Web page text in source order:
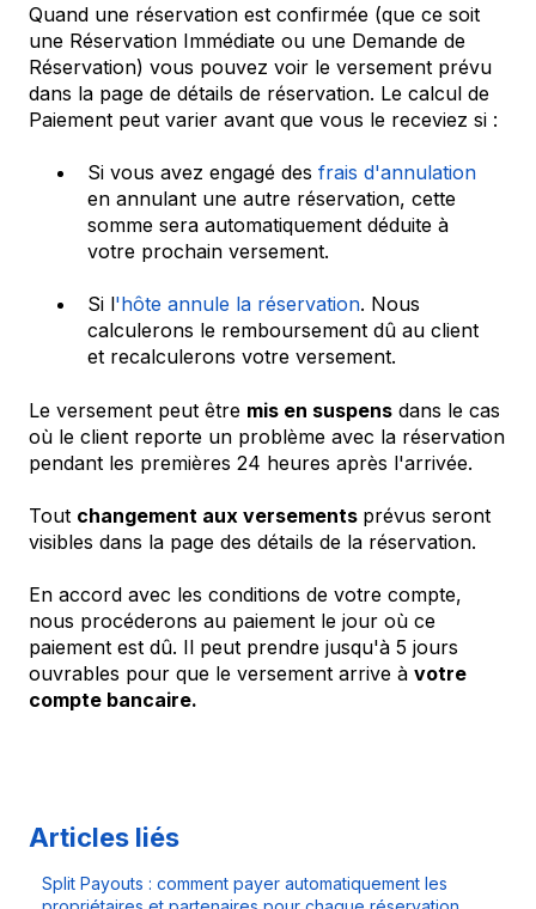
Quand une réservation est confirmée (que ce soit
une Réservation Immédiate ou une Demande de
Réservation) vous pouvez voir le versement prévu
dans la page de détails de réservation. Le calcul de
Paiement peut varier avant que vous le receviez si :
Si vous avez engagé des frais d'annulation
en annulant une autre réservation, cette
somme sera automatiquement déduite à
votre prochain versement.
Si l'hôte annule la réservation. Nous
calculerons le remboursement dû au client
et recalculerons votre versement.
Le versement peut être mis en suspens dans le cas
où le client reporte un problème avec la réservation
pendant les premières 24 heures après l'arrivée.
Tout changement aux versements prévus seront
visibles dans la page des détails de la réservation.
En accord avec les conditions de votre compte,
nous procéderons au paiement le jour où ce
paiement est dû. Il peut prendre jusqu'à 5 jours
ouvrables pour que le versement arrive à votre
compte bancaire.
Articles liés
Split Payouts : comment payer automatiquement les